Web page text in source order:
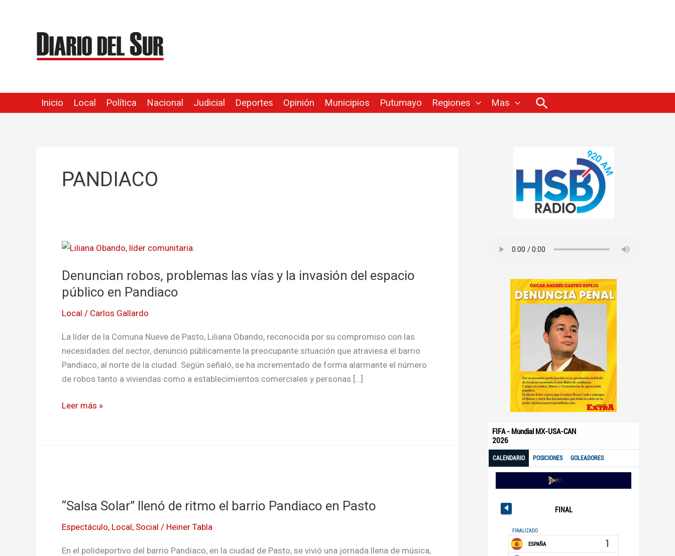
contenido
Inicio Local Política Nacional Judicial Deportes Opinión Municipios Putumayo Regiones Mas Buscar
PANDIACO
Denuncian robos, problemas las vías y la invasión del espacio
público en Pandiaco
Local / Carlos Gallardo
La líder de la Comuna Nueve de Pasto, Liliana Obando, reconocida por su compromiso con las
necesidades del sector, denunció públicamente la preocupante situación que atraviesa el barrio
Pandiaco, al norte de la ciudad. Según señaló, se ha incrementado de forma alarmante el número
de robos tanto a viviendas como a establecimientos comerciales y personas […]
Denuncian
problemas
las
y
en
Leer más »
“Salsa Solar” llenó de ritmo el barrio Pandiaco en Pasto
Espectáculo, Local, Social / Heiner Tabla
En el polideportivo del barrio Pandiaco, en la ciudad de Pasto, se vivió una jornada llena de música,
llenó
ritmo
el